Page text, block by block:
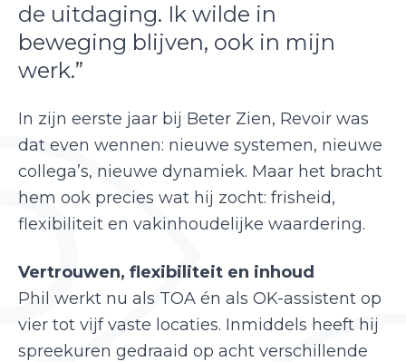
de uitdaging. Ik wilde in
beweging blijven, ook in mijn
werk.”
In zijn eerste jaar bij Beter Zien, Revoir was
dat even wennen: nieuwe systemen, nieuwe
collega’s, nieuwe dynamiek. Maar het bracht
hem ook precies wat hij zocht: frisheid,
flexibiliteit en vakinhoudelijke waardering.
Vertrouwen, flexibiliteit en inhoud
Phil werkt nu als TOA én als OK-assistent op
vier tot vijf vaste locaties. Inmiddels heeft hij
spreekuren gedraaid op acht verschillende